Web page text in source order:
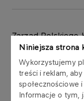
Niniejsza strona
Wykorzystujemy
treści i reklam,
społecznościowe
Informacje o tym,
Zarząd Polskiego
S.A. informuje,
podpisana
Przedsiębiorstwa
S.A. z siedzibą w
sprzedającym